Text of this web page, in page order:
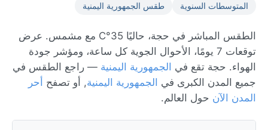
المتوسطات السنوية
طقس الجمهورية اليمنية
الطقس المباشر في حجة، حاليًا 35°C مع مشمس. عرض
توقعات 7 يومًا، الأحوال الجوية كل ساعة، ومؤشر جودة
الهواء. حجة تقع في الجمهورية اليمنية — راجع الطقس في
جميع المدن الكبرى في الجمهورية اليمنية, أو تصفح أحر
المدن الآن حول العالم.